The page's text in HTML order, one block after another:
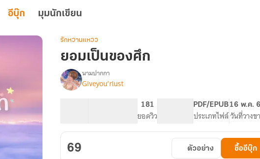
อีบุ๊ก มุมนักเขียน
รักหวานแหวว
ยอมเป็นของศึก
เรื่อง
ยอม
[
นามปากกา
Giveyou’rlust
181
ยอดวิว
PDF/EPUB
ประเภทไฟล์
16 พ.ค.
วันที่วางข
69 ตัวอย่าง ซื้ออีบุ๊ก